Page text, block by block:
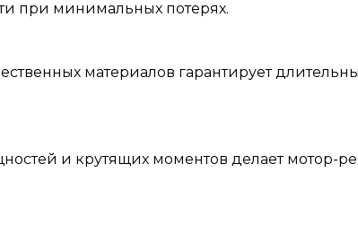
при минимальных потерях.
материалов гарантирует
и крутящих моментов делает мотор-